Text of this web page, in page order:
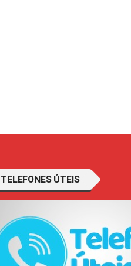
TELEFONES ÚTEIS